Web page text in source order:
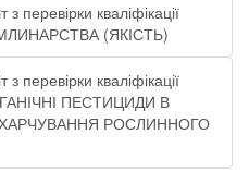
перевірки кваліфікації
(ЯКІСТЬ)
перевірки кваліфікації
ПЕСТИЦИДИ В
РОСЛИННОГО